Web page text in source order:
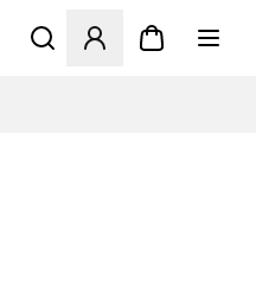
Åbner en Modal til at